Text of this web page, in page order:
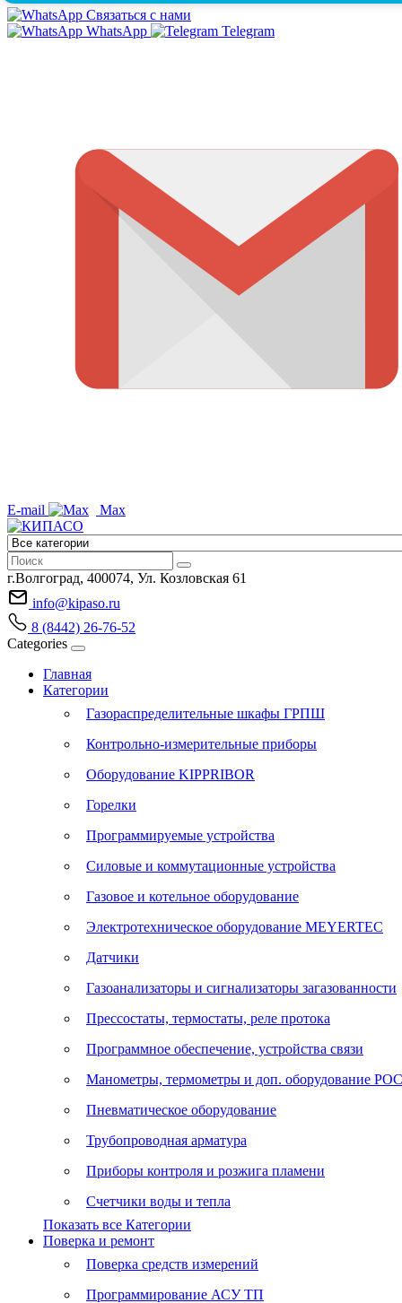
Связаться с нами
WhatsApp
Telegram
E-mail Max
г.Волгоград, 400074, Ул. Козловская 61
info@kipaso.ru
8 (8442) 26-76-52
Categories
Главная
Категории
Газораспределительные шкафы ГРПШ
Контрольно-измерительные приборы
Оборудование KIPPRIBOR
Горелки
Программируемые устройства
Силовые и коммутационные устройства
Газовое и котельное оборудование
Электротехническое оборудование MEYERTEC
Датчики
Газоанализаторы и сигнализаторы загазованности
Прессостаты, термостаты, реле протока
Программное обеспечение, устройства связи
Манометры, термометры и доп. оборудование
Пневматическое оборудование
Трубопроводная арматура
Приборы контроля и розжига пламени
Счетчики воды и тепла
Показать все Категории
Поверка и ремонт
Поверка средств измерений
Программирование АСУ ТП